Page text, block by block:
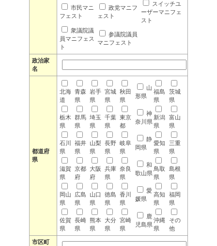
市民マニ
フェスト
政党マニフ
ェスト
スイッチユ
ーザーマニフェ
スト
衆議院議
員マニフェス
ト
参議院議員
マニフェスト
政治家
名
都道府
県
北海
道
青森
県
岩手
県
宮城
県
秋田
県
山
形県
福島
県
茨城
県
栃木
県
群馬
県
埼玉
県
千葉
県
東京
都
神
奈川県
新潟
県
富山
県
石川
県
福井
県
山梨
県
長野
県
岐阜
県
静
岡県
愛知
県
三重
県
滋賀
県
京都
府
大阪
府
兵庫
県
奈良
県
和
歌山県
鳥取
県
島根
県
岡山
県
広島
県
山口
県
徳島
県
香川
県
愛
媛県
高知
県
福岡
県
佐賀
県
長崎
県
熊本
県
大分
県
宮崎
県
鹿
児島県
沖縄
県
その
他
市区町